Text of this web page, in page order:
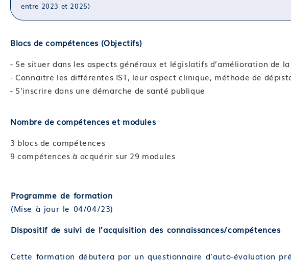
entre 2023 et 2025)
Blocs de compétences (Objectifs)
- Se situer dans les aspects généraux et législatifs d’amélioration de
- Connaitre les différentes IST, leur aspect clinique, méthode de
- S'inscrire dans une démarche de santé publique
Nombre de compétences et modules
3 blocs de compétences
9 compétences à acquérir sur 29 modules
Programme de formation
(Mise à jour le 04/04/23)
Dispositif de suivi de l’acquisition des connaissances/compétences
Cette formation débutera par un questionnaire d’auto-évaluation